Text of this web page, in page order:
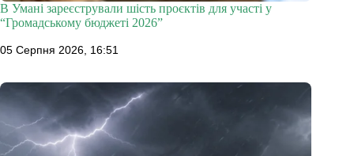
В Умані зареєстрували шість проєктів для участі у
“Громадському бюджеті 2026”
05 Серпня 2026, 16:51